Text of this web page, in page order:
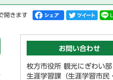
開きます
お問い合わせ
枚方市役所 観光にぎわい
生涯学習課（生涯学習市民